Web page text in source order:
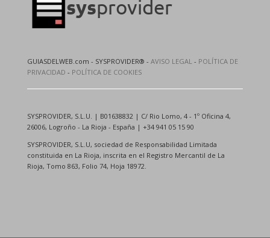
GUIASDELWEB.com - SYSPROVIDER® - AVISO LEGAL- POLÍTICA DE
PRIVACIDAD - POLÍTICA DE COOKIES
SYSPROVIDER, S.L.U. | B01638832 | C/ Rio Lomo, 4 - 1º Oficina 4,
26006, Logroño - La Rioja - España | +34 941 05 15 90
SYSPROVIDER, S.L.U, sociedad de Responsabilidad Limitada
constituida en La Rioja, inscrita en el Registro Mercantil de La
Rioja, Tomo 863, Folio 74, Hoja 18972.